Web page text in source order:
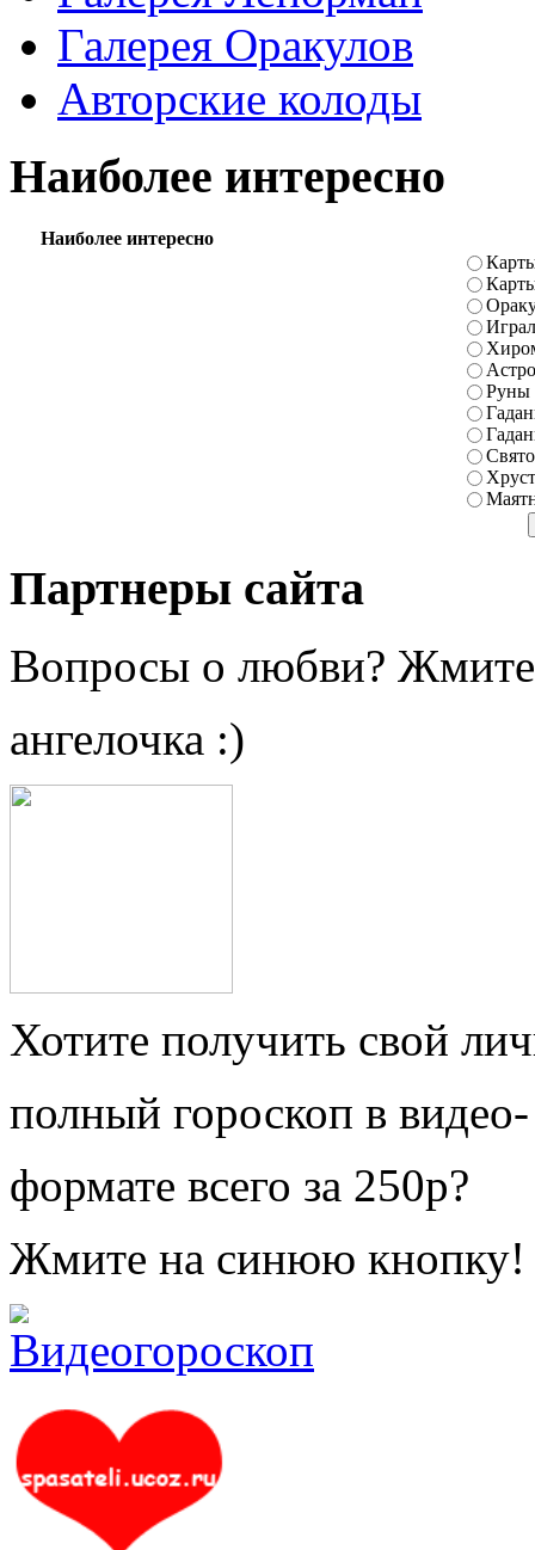
Галерея Оракулов
Авторские колоды
Наиболее интересно
Наиболее интересно
Руны
Партнеры сайта
Вопросы о любви?
ангелочка :)
Хотите получить свой
полный гороскоп в видео-
формате всего за 250р?
Жмите на синюю кнопку!